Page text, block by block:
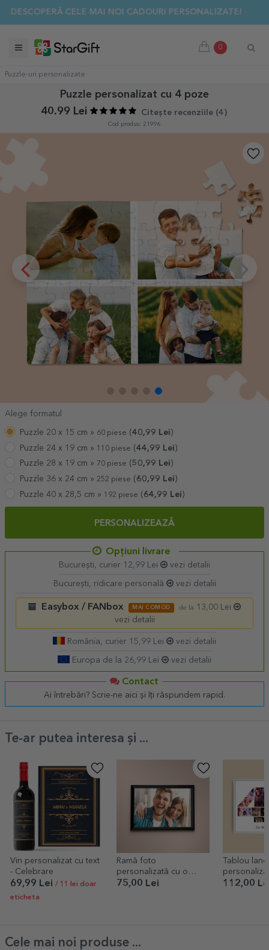
DESCOPERĂ CELE MAI NOI CADOURI PERSONALIZATE! ☀️
0
Puzzle-uri personalizate
Puzzle personalizat cu 4 poze
40.99 Lei
Citește recenziile (4 )
Cod produs: 21996
Alege formatul
Puzzle 20 x 15 cm » 60 piese (40,99 Lei )
Puzzle 24 x 19 cm » 110 piese (44,99 Lei)
Puzzle 28 x 19 cm » 70 piese (50,99 Lei )
Puzzle 36 x 24 cm » 252 piese ( 60,99 Lei )
Puzzle 40 x 28,5 cm » 192 piese (64,99 Lei)
PERSONALIZEAZĂ
Opțiuni livrare
București, curier 12,99 Lei vezi detalii
București, ridicare personală vezi detalii
Easybox / FANbox MAI COMOD de la
13,00 Lei
vezi detalii
România, curier 15,99 Lei vezi detalii
Europa de la 26,99 Lei vezi detalii
Contact
Ai întrebări? Scrie-ne aici și îți răspundem rapid.
Te-ar putea interesa și ...
Vin personalizat cu text
- Celebrare
69,99 Lei / 11 lei doar
eticheta
Ramă foto
personalizată cu o
poză - A4 landscape
75,00 Lei
Tablou
poze
112,00
Cele mai noi produse ...